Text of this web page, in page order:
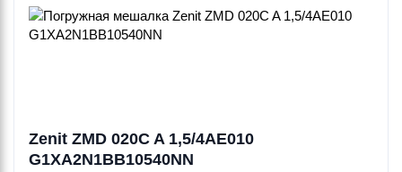
Zenit ZMD 020C A 1,5/4AE010
G1XA2N1BB10540NN